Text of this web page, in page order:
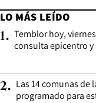
LO MÁS LEÍDO
1. Temblor hoy,
consulta epicentro
2. Las 14 comunas de
programado para